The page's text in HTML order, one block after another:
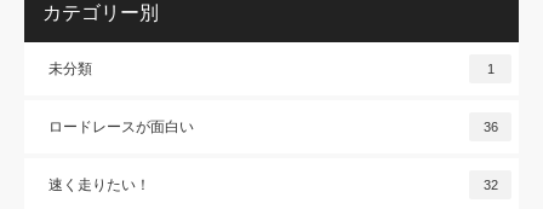
カテゴリー別
未分類 1
ロードレースが面白い 36
速く走りたい！ 32